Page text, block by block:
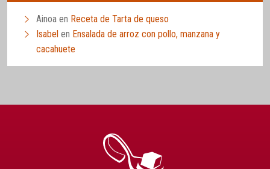
Ainoa en Receta de Tarta de queso
Isabel en Ensalada de arroz con pollo, manzana y
cacahuete